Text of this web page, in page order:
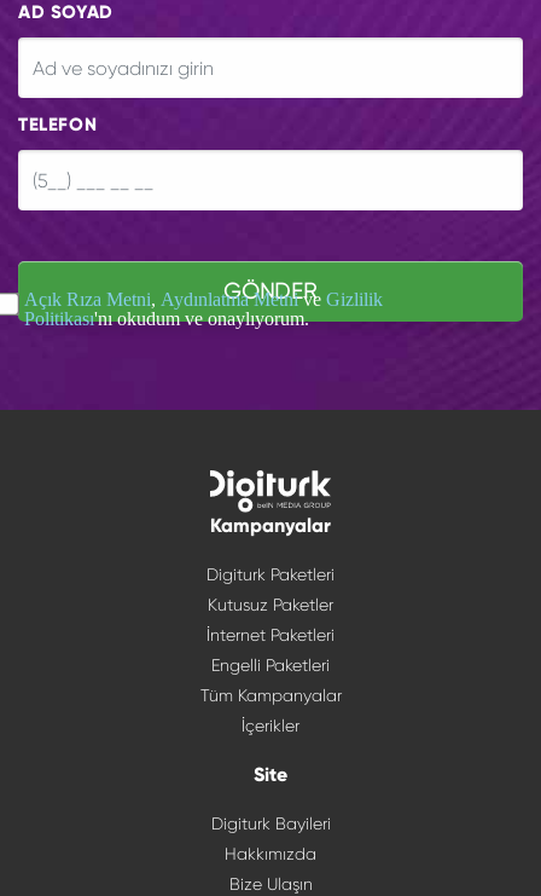
AD SOYAD
TELEFON
GÖNDER
Açık Rıza Metni, Aydınlatma Metnive Gizlilik
Politikası'nı okudum ve onaylıyorum.
Kampanyalar
Digiturk Paketleri
Kutusuz Paketler
İnternet Paketleri
Engelli Paketleri
Tüm Kampanyalar
İçerikler
Site
Digiturk Bayileri
Hakkımızda
Bize Ulaşın